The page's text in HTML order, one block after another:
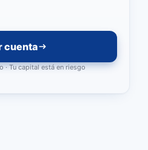
cuenta
· Tu capital está en riesgo